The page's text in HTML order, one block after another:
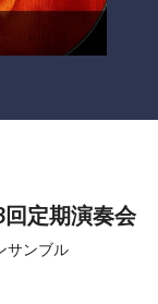
定期演奏会
サンブル